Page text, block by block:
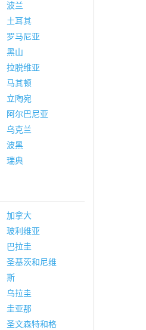
波兰
土耳其
罗马尼亚
黑山
拉脱维亚
马其顿
立陶宛
阿尔巴尼亚
乌克兰
波黑
瑞典
加拿大
玻利维亚
巴拉圭
圣基茨和尼维
斯
乌拉圭
圭亚那
圣文森特和格